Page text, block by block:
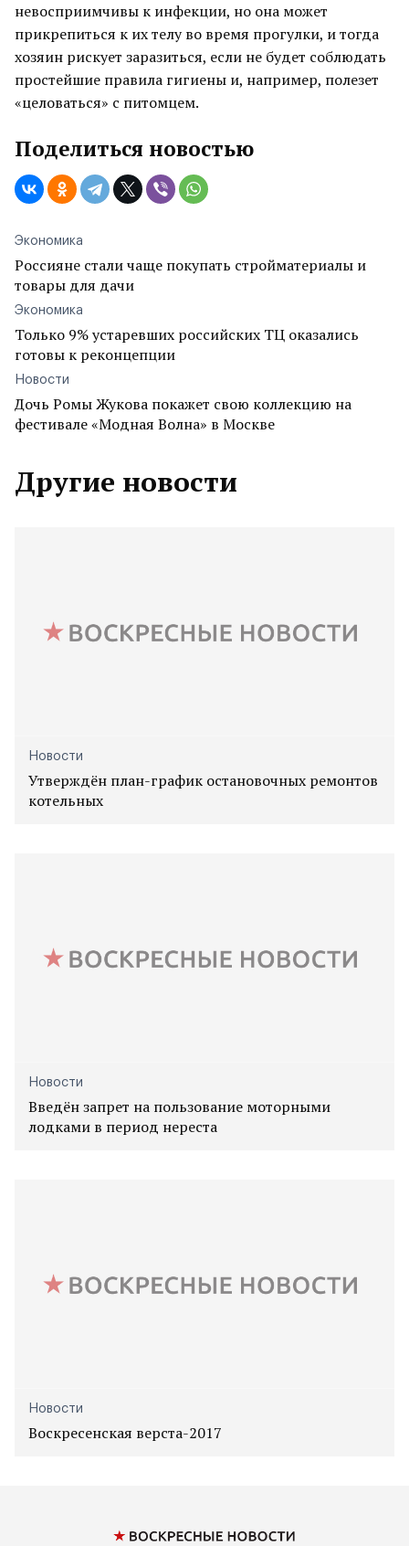
невосприимчивы к инфекции, но она может
прикрепиться к их телу во время прогулки, и тогда
хозяин рискует заразиться, если не будет соблюдать
простейшие правила гигиены и, например, полезет
«целоваться» с питомцем.
Поделиться новостью
Экономика
Россияне стали чаще покупать стройматериалы и
товары для дачи
Экономика
Только 9% устаревших российских ТЦ оказались
готовы к реконцепции
Новости
Дочь Ромы Жукова покажет свою коллекцию на
фестивале «Модная Волна» в Москве
Другие новости
Новости
Утверждён план-график остановочных ремонтов
котельных
Новости
Введён запрет на пользование моторными
лодками в период нереста
Новости
Воскресенская верста-2017